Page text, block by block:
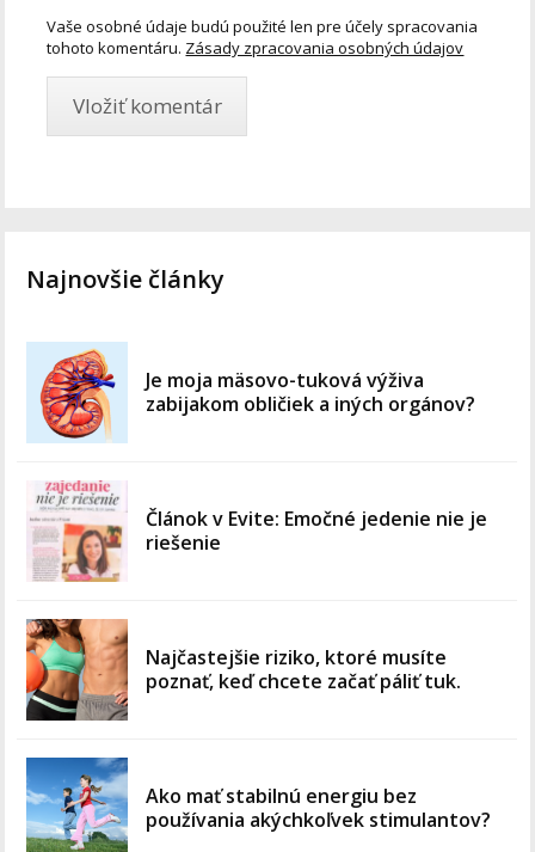
Vaše osobné údaje budú použité len pre účely spracovania
tohoto komentáru. Zásady zpracovania osobných údajov
Najnovšie články
Je moja mäsovo-tuková výživa
zabijakom obličiek a iných orgánov?
Článok v Evite: Emočné jedenie nie je
riešenie
Najčastejšie riziko, ktoré musíte
poznať, keď chcete začať páliť tuk.
Ako mať stabilnú energiu bez
používania akýchkoľvek stimulantov?